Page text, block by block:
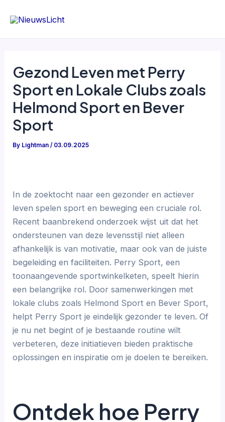
Gezond Leven met Perry
Sport en Lokale Clubs zoals
Helmond Sport en Bever
Sport
By Lightman/ 03.09.2025
In de zoektocht naar een gezonder en actiever
leven spelen sport en beweging een cruciale rol.
Recent baanbrekend onderzoek wijst uit dat het
ondersteunen van deze levensstijl niet alleen
afhankelijk is van motivatie, maar ook van de juiste
begeleiding en faciliteiten. Perry Sport, een
toonaangevende sportwinkelketen, speelt hierin
een belangrijke rol. Door samenwerkingen met
lokale clubs zoals Helmond Sport en Bever Sport,
helpt Perry Sport je eindelijk gezonder te leven. Of
je nu net begint of je bestaande routine wilt
verbeteren, deze initiatieven bieden praktische
oplossingen en inspiratie om je doelen te bereiken.
Ontdek hoe Perry